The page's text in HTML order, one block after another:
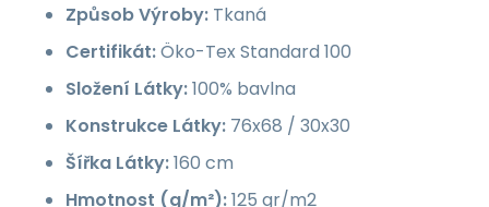
Způsob Výroby: Tkaná
Certifikát:Öko-Tex Standard 100
Složení Látky:100% bavlna
Konstrukce Látky: 76x68 / 30x30
Šířka Látky:160 cm
Hmotnost (g/m²):125 gr/m2